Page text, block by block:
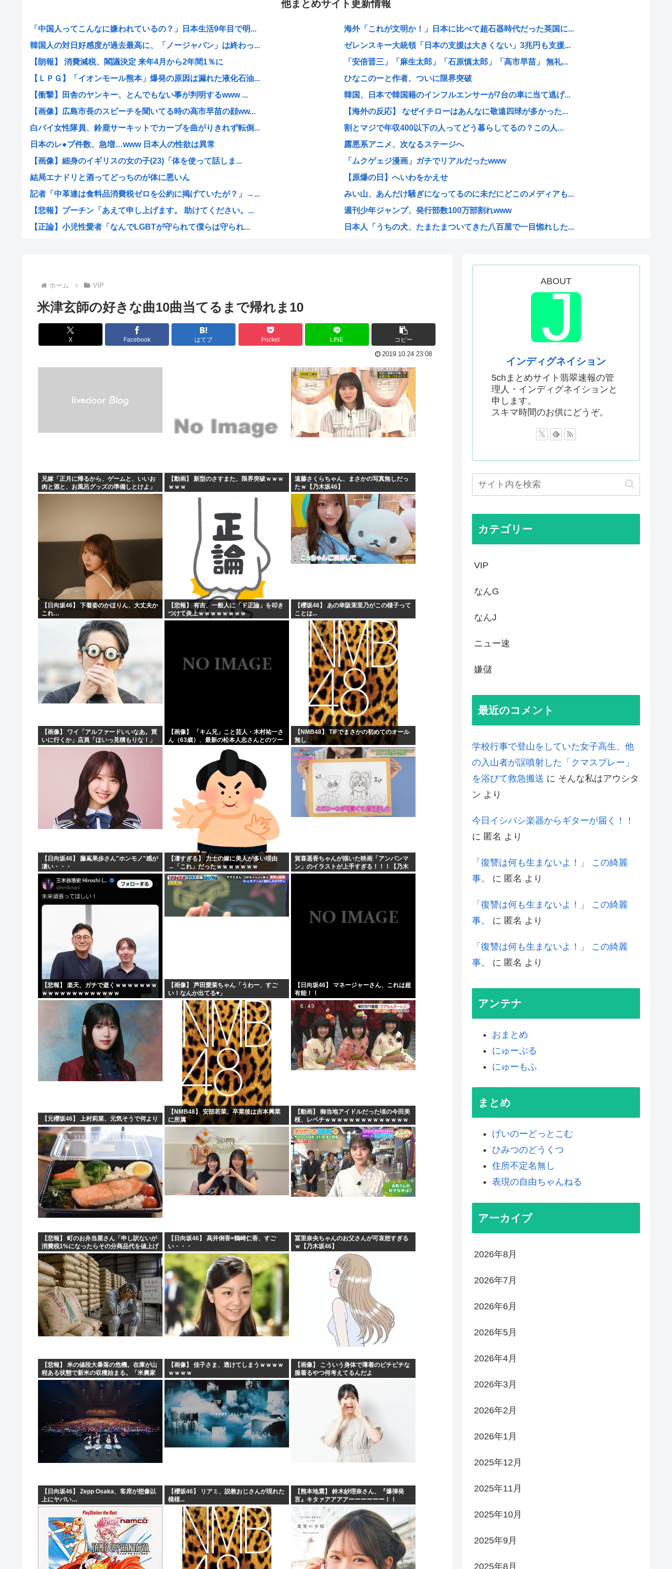
他まとめサイト更新情報
「中国人ってこんなに嫌われているの？」日本生活9年目で明...
韓国人の対日好感度が過去最高に、「ノージャパン」は終わっ...
【朗報】 消費減税、閣議決定 来年4月から2年間1％に
【ＬＰＧ】「イオンモール熊本」爆発の原因は漏れた液化石油...
【衝撃】田舎のヤンキー、とんでもない事が判明するwww ...
【画像】広島市長のスピーチを聞いてる時の高市早苗の顔ww...
白バイ女性隊員、鈴鹿サーキットでカーブを曲がりきれず転倒...
日本のレ●プ件数、急増…www 日本人の性欲は異常
【画像】細身のイギリスの女の子(23)「体を使って話しま...
結局エナドリと酒ってどっちのが体に悪いん
記者「中革連は食料品消費税ゼロを公約に掲げていたが？」→...
【悲報】プーチン「あえて申し上げます。 助けてください。...
【正論】小児性愛者「なんでLGBTが守られて僕らは守られ...
韓国人「日本で新発売Galaxy Z Foldが売り切れ...
【画像】辻希空ちゃん、顔だけで普通に使える
地球に落下する人工衛星のアルミニウムが大気に及ぼす影響を...
日本の伝統文化『花火大会』、この5年で4分の1が消滅して...
職場の貸本の習慣が、本を大事にしないおばさんのせいで無く...
「おっちゃん女の子になってスクール水着を着たいねん」60...
警察官が60歳のおじいちゃんを射◯する動画が流出しやりす...
ワイ、キンタマが腫れ上がって入院するも切開排膿で無事しな...
海外「これが文明か！」日本に比べて超石器時代だった英国に...
ゼレンスキー大統領「日本の支援は大きくない」3兆円も支援...
「安倍晋三」「麻生太郎」「石原慎太郎」「高市早苗」 無礼...
ひなこのーと作者、ついに限界突破
韓国、日本で韓国籍のインフルエンサーが7台の車に当て逃げ...
【海外の反応】 なぜイチローはあんなに敬遠四球が多かった...
割とマジで年収400以下の人ってどう暮らしてるの？この人...
露悪系アニメ、次なるステージへ
「ムクゲェジ漫画」ガチでリアルだったwww
【原爆の日】へいわをかえせ
みい山、あんだけ騒ぎになってるのに未だにどこのメディアも...
週刊少年ジャンプ、発行部数100万部割れwww
日本人「うちの犬、たまたまついてきた八百屋で一目惚れした...
海外「まるでトランプ」FIFAがW杯開催都市と結んだ約束...
7時間かけて描いたHな糸会がこちら
Win95開発者「日本でITが3Kと呼ばれるのは企業が根...
海外「その通り！」日本人ならどこでも発展させると語る世界...
【1966年】 母の日に9歳の息子が帰らなかった——容疑...
日本人「うちの犬、たまたまついてきた八百屋で一目惚れした...
海外「まるでトランプ」FIFAがW杯開催都市と結んだ約束...
海外「全部日本の真似だったのか…」 日本の普通のテレビ番...
【海外の反応】 なぜイチローはあんなに敬遠四球が多かった...
平野綾とかいう女声優についてお前らが知ってることwww
みいちゃんと山田さんの漫画の作者なんでこんなに嫌われてる...
ホーム VIP
米津玄師の好きな曲10曲当てるまで帰れま10
X Facebook はてブ Pocket LINE コピー
2019.10.24 23:08
兄嫁「正月に帰るから、ゲームと、いいお
肉と酒と、お風呂グッズの準備しとけよ」
寝起きの私「知るかボケ」兄嫁「キィィィ
【動画】 新型のさすまた、限界突破ｗｗｗ
ｗｗｗ
遠藤さくらちゃん、まさかの写真無しだっ
たｗ【乃木坂46】
【日向坂46】 下着姿のかほりん、大丈夫か
これ…
【悲報】 有吉、一般人に「ド正論」を叩き
つけて炎上ｗｗｗｗｗｗｗｗ
【櫻坂46】 あの幸阪茉里乃がこの様子って
ことは...
【画像】 ワイ「アルファードいいなあ。買
いに行くか」店員「ほいっ見積もりな！」
ワイ「金額おかしくね？」←お前らもそう
思うよな？？？？？
【画像】 「キム兄」こと芸人・木村祐一さ
ん（63歳）、最新の松本人志さんとのツー
ショットが完全に別人だとネット騒然！
「マジで誰かわからん」...
【NMB48】 TIFでまさかの初めてのオール
無し
【日向坂46】 藤嶌果歩さん"ホンモノ"感が
凄い・・・
【凄すぎる】 力士の嫁に美人が多い理由
→「これ」だったｗｗｗｗｗｗｗ
賀喜遥香ちゃんが描いた映画「アンパンマ
ン」のイラストが上手すぎる！！！【乃木
坂46】
【悲報】 楽天、ガチで逝くｗｗｗｗｗｗｗ
ｗｗｗｗｗｗｗｗｗｗｗｗｗ
【画像】 芦田愛菜ちゃん「うわー、すご
い！なんか出てる♥」
【日向坂46】 マネージャーさん、これは超
有能！！
【元櫻坂46】 上村莉菜、元気そうで何より
【NMB48】 安部若菜、卒業後は吉本興業
に所属
【動画】 御当地アイドルだった頃の今田美
桜、レベチｗｗｗｗｗｗｗｗｗｗｗｗｗｗ
ｗｗｗｗ
【悲報】 町のお弁当屋さん「申し訳ないが
消費税1%になったらその分商品代を値上げ
するわ」
【日向坂46】 高井俐香×鶴崎仁香、すご
い・・・
冨里奈央ちゃんのお父さんが可哀想すぎる
ｗ【乃木坂46】
【悲報】 米の値段大暴落の危機。在庫が山
程ある状態で新米の収穫始まる。「米農家
が生活できない」
【画像】 佳子さま、透けてしまうｗｗｗｗ
ｗｗｗｗ
【画像】 こういう身体で薄着のピチピチな
服着るやつ何考えてるんだよ
【日向坂46】 Zepp Osaka、客席が想像以
上にヤバい…
【櫻坂46】 リアミ、説教おじさんが現れた
模様...
【熊本地震】 鈴木紗理奈さん、『爆弾発
言』キタァアアアアーーーーーー！！
ABOUT
インディグネイション
5chまとめサイト翡翠速報の管
理人・インディグネイションと
申します。
スキマ時間のお供にどうぞ。
カテゴリー
VIP
なんG
なんJ
ニュー速
嫌儲
最近のコメント
学校行事で登山をしていた女子高生、他
の入山者が誤噴射した「クマスプレー」
を浴びて救急搬送 に そんな私はアウシタ
ン より
今日イシバシ楽器からギターが届く！！
に 匿名 より
「復讐は何も生まないよ！」 この綺麗
事。
に 匿名 より
「復讐は何も生まないよ！」 この綺麗
事。
に 匿名 より
「復讐は何も生まないよ！」 この綺麗
事。
に 匿名 より
アンテナ
おまとめ
にゅーぷる
にゅーもふ
まとめ
げいのーどっとこむ
ひみつのどうくつ
住所不定名無し
表現の自由ちゃんねる
アーカイブ
2026年8月
2026年7月
2026年6月
2026年5月
2026年4月
2026年3月
2026年2月
2026年1月
2025年12月
2025年11月
2025年10月
2025年9月
2025年8月